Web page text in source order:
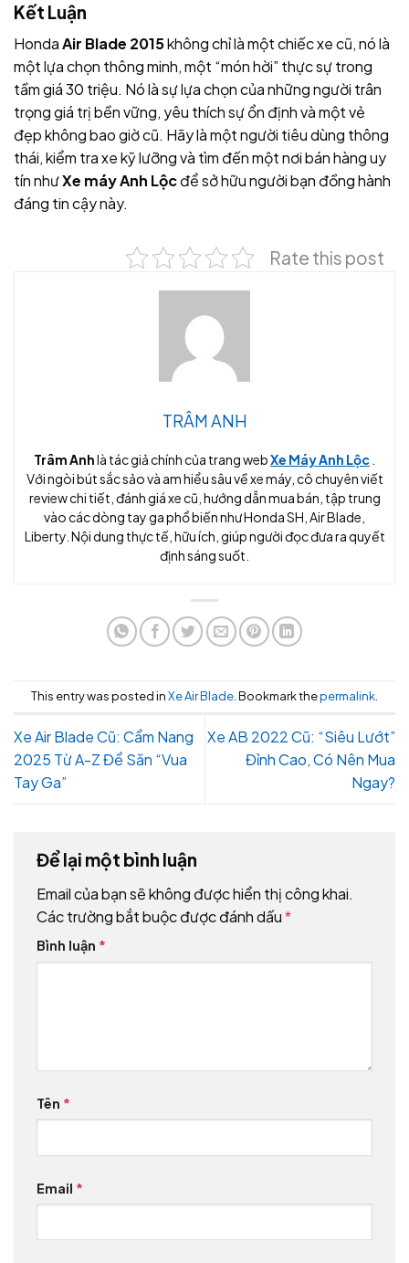
Kết Luận
HondaAir Blade 2015không chỉ là một chiếc xe cũ, nó là
một lựa chọn thông minh, một “món hời” thực sự trong
tầm giá 30 triệu. Nó là sự lựa chọn của những người trân
trọng giá trị bền vững, yêu thích sự ổn định và một vẻ
đẹp không bao giờ cũ. Hãy là một người tiêu dùng thông
thái, kiểm tra xe kỹ lưỡng và tìm đến một nơi bán hàng uy
tín nhưXe máy Anh Lộcđể sở hữu người bạn đồng hành
đáng tin cậy này.
Rate this post
TRÂM ANH
Trâm Anhlà tác giả chính của trang webXe Máy Anh Lộc
Với ngòi bút sắc sảo và am hiểu sâu về xe máy, cô chuyên viết
review chi tiết, đánh giá xe cũ, hướng dẫn mua bán, tập trung
vào các dòng tay ga phổ biến như Honda SH, Air Blade,
Liberty. Nội dung thực tế, hữu ích, giúp người đọc đưa ra quyết
định sáng suốt.
This entry was posted inXe Air Blade. Bookmark thepermalink.
Xe Air Blade Cũ: Cẩm Nang
2025 Từ A-Z Để Săn “Vua
Tay Ga”
Xe AB 2022 Cũ: “Siêu Lướt”
Đỉnh Cao, Có Nên Mua
Ngay?
Để lại một bình luận
Email của bạn sẽ không được hiển thị công khai.
Các trường bắt buộc được đánh dấu*
Bình luận *
Tên *
Email *